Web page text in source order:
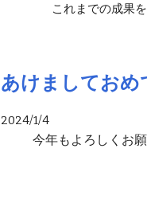
これまでの成果
あけましてお
2024/1/4
今年もよろしくお